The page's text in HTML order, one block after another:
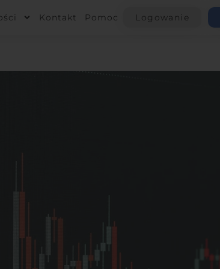
Kontakt Pomoc Logowanie